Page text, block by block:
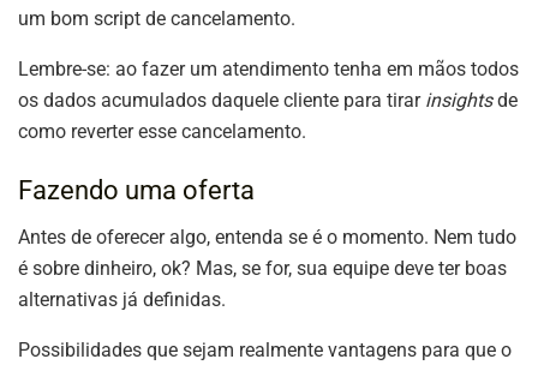
um bom script de cancelamento.
Lembre-se: ao fazer um atendimento tenha em mãos todos
os dados acumulados daquele cliente para tirar insightsde
como reverter esse cancelamento.
Fazendo uma oferta
Antes de oferecer algo, entenda se é o momento. Nem tudo
é sobre dinheiro, ok? Mas, se for, sua equipe deve ter boas
alternativas já definidas.
Possibilidades que sejam realmente vantagens para que o